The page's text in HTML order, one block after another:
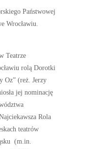
Państwowej
Wrocławiu.
Teatrze
rolą Dorotki
Oz” (reż. Jerzy
jej nominację
Rola
teatrów
(m.in.